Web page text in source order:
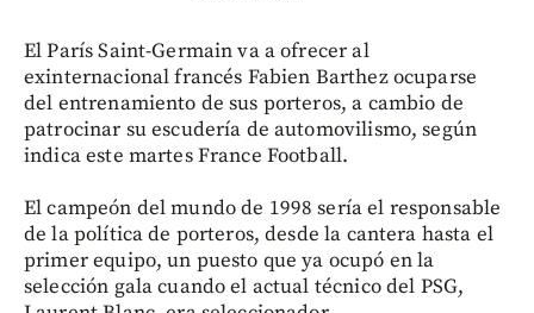
El París Saint-Germain va a ofrecer al
exinternacional francés Fabien Barthez ocuparse
del entrenamiento de sus porteros, a cambio de
patrocinar su escudería de automovilismo, según
indica este martes France Football.
El campeón del mundo de 1998 sería el responsable
de la política de porteros, desde la cantera hasta el
primer equipo, un puesto que ya ocupó en la
selección gala cuando el actual técnico del PSG,